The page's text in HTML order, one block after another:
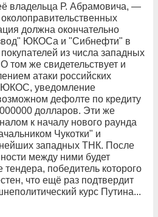
владельца Р. Абрамовича, —
должна окончательно
ЮКОСа и "Сибнефти" в
из числа западных
том же свидетельствует и
атаки российских
ЮКОС, уведомление
дефолте по кредиту
долларов. Эти же
к началу нового раунда
Чукотки" и
западных ТНК. После
между ними будет
победитель которого
что ещё раз подтвердит
курс Путина...